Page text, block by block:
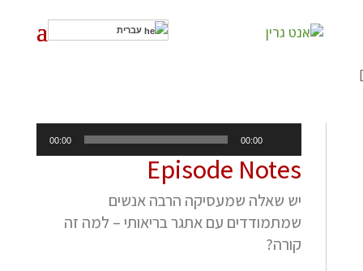
]
עברית
אודיו
00:00
00:00
Episode Notes
יש שאלה שמעסיקה הרבה אנשים
שמתמודדים עם אתגר בריאותי – למה זה
קורה?